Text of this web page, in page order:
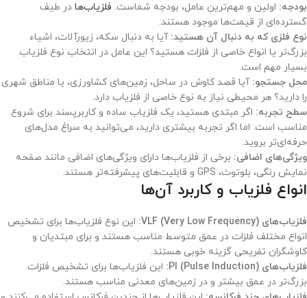
بودجه: اولین و مهم‌ترین عامل، بودجه شماست. فلزیاب‌ها در طیف
گسترده‌ای از قیمت‌ها موجود هستند.
نوع فلزی که به دنبال آن هستید: آیا به دنبال سکه، زیورآلات، اشیاء
بزرگ‌تر یا انواع خاصی از فلزات هستید؟ این عامل در انتخاب نوع فلزیاب
بسیار مهم است.
محل جستجو: آیا قصد کاوش در ساحل، زمین‌های کشاورزی، یا مناطق شهری
را دارید؟ هر محیطی نیاز به نوع خاصی از فلزیاب دارد.
سطح تجربه: اگر مبتدی هستید، یک فلزیاب ساده و کاربرپسند برای شروع
مناسب است. اما اگر تجربه بیشتری دارید، می‌توانید به سراغ مدل‌های
حرفه‌ای‌تر بروید.
ویژگی‌های اضافی: برخی از فلزیاب‌ها دارای ویژگی‌های اضافی مانند صفحه
نمایش رنگی، بلوتوث، GPS و قابلیت‌های پیشرفته‌تر هستند.
انواع فلزیاب و کاربرد آن‌ها
فلزیاب‌های VLF (Very Low Frequency):
این نوع فلزیاب‌ها برای تشخیص
انواع مختلف فلزات در عمق متوسط مناسب هستند و برای مبتدیان و
کاوشگران تفریحی گزینه خوبی هستند.
فلزیاب‌های PI (Pulse Induction):
این فلزیاب‌ها برای تشخیص فلزات
بزرگ‌تر در عمق بیشتر و در زمین‌های معدنی مناسب هستند.